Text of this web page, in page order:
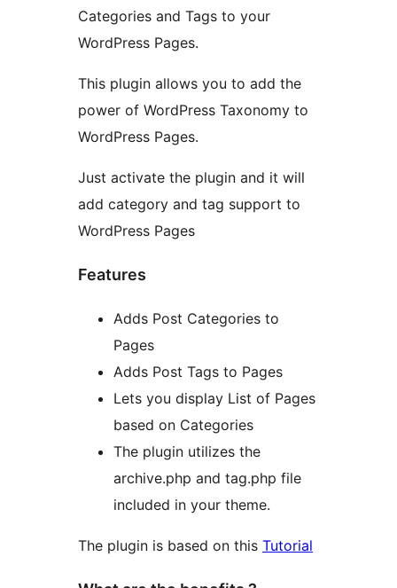
Categories and Tags to your
WordPress Pages.
This plugin allows you to add the
power of WordPress Taxonomy to
WordPress Pages.
Just activate the plugin and it will
add category and tag support to
WordPress Pages
Features
Adds Post Categories to
Pages
Adds Post Tags to Pages
Lets you display List of Pages
based on Categories
The plugin utilizes the
archive.php and tag.php file
included in your theme.
The plugin is based on this Tutorial